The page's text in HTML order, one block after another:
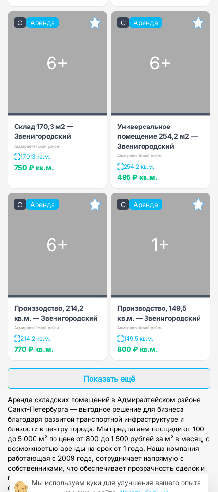
C Аренда
6+
Склад 170,3 м2 —
Звенигородский
Адмиралтейский район
170.3 кв.м.
750 ₽ кв.м.
C Аренда
6+
Универсальное
помещение 254,2 м2 —
Звенигородский
Адмиралтейский район
254.2 кв.м.
495 ₽ кв.м.
C Аренда
6+
Производство, 214,2
кв.м. — Звенигородский
Адмиралтейский район
214.2 кв.м.
770 ₽ кв.м.
C Аренда
1+
Производство, 149,5
кв.м. — Звенигородский
Адмиралтейский район
149.5 кв.м.
800 ₽ кв.м.
Показать ещё
Аренда складских помещений в Адмиралтейском районе
Санкт-Петербурга — выгодное решение для бизнеса
благодаря развитой транспортной инфраструктуре и
близости к центру города. Мы предлагаем площади от 100
до 5 000 м² по цене от 800 до 1 500 рублей за м² в месяц, с
возможностью аренды на срок от 1 года. Наша компания,
работающая с 2009 года, сотрудничает напрямую с
собственниками, что обеспечивает прозрачность сделок и
полное юридическое сопровождение. Оставьте заявку на
сайте, и наши специалисты подберут оптимальный вариант
Мы используем куки для улучшения вашего опыта